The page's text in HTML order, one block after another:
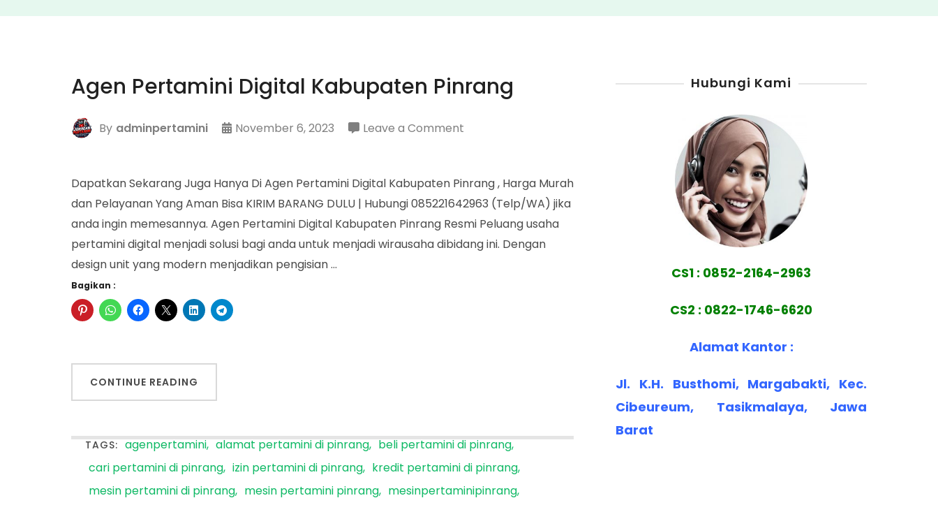
Agen Pertamini Digital Kabupaten Pinrang
By adminpertamini November 6, 2023 Leave a Commenton
Digital
Kabupaten
Pinrang
Dapatkan Sekarang Juga Hanya Di Agen Pertamini Digital Kabupaten Pinrang , Harga Murah
dan Pelayanan Yang Aman Bisa KIRIM BARANG DULU | Hubungi 085221642963 (Telp/WA) jika
anda ingin memesannya. Agen Pertamini Digital Kabupaten Pinrang Resmi Peluang usaha
pertamini digital menjadi solusi bagi anda untuk menjadi wirausaha dibidang ini. Dengan
design unit yang modern menjadikan pengisian …
Bagikan :
CONTINUE READING
TAGS: agenpertamini alamat pertamini di pinrang beli pertamini di pinrang
cari pertamini di pinrang izin pertamini di pinrang
kredit pertamini di pinrang
mesin pertamini di pinrang
mesin pertamini pinrang
mesinpertaminipinrang
Hubungi Kami
CS1 : 0852-2164-2963
CS2 : 0822-1746-6620
Alamat Kantor :
Jl. K.H. Busthomi, Margabakti, Kec.
Cibeureum, Tasikmalaya, Jawa
Barat